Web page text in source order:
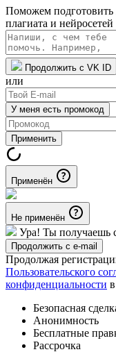
Поможем подготовить
плагиата и нейросетей
Продолжить с VK ID
или
У меня есть промокод
Применить
Применён
Не применён
Ура! Ты получаешь
Продолжить с e-mail
Продолжая
Пользовательского
конфиденциальности
Безопасная
Анонимность
Бесплатные
Рассрочка